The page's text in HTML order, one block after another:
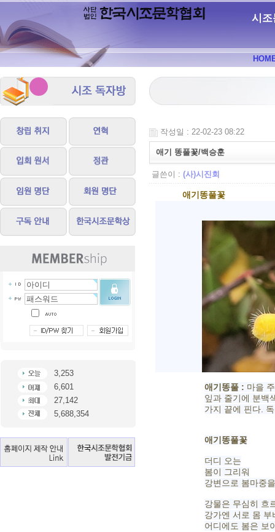
시조
3,253
6,601
27,142
5,688,354
작성일 : 22-02-23 08:22
애기 똥풀꽃/백승훈
글쓴이 : (사)시진회
애기똥풀꽃
애기똥풀 : 마을
잎과 줄기에 분백
가지 끝에 핀다.
애기똥풀꽃
더디 오는
봄이 그리워
강변으로 봄마중
강물은 무심히 흐
강가엔 서로 몸
어디에도 봄은 보